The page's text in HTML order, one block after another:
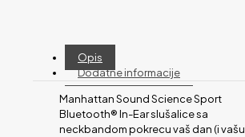
Opis
Dodatne informacije
Manhattan Sound Science Sport
Bluetooth® In-Ear slušalice sa
neckbandom pokrecu vaš dan (i vašu